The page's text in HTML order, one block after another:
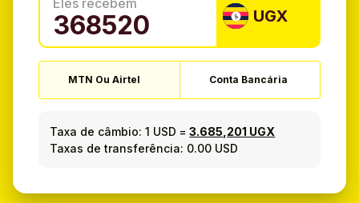
Eles recebem
UGX
MTN Ou Airtel Conta Bancária
Taxa de câmbio: 1 USD =3.685,201 UGX
Taxas de transferência: 0.00 USD